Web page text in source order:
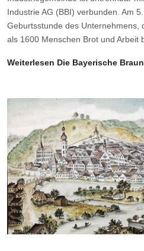
Industrie AG (BBI) verbunden. Am
Geburtsstunde des Unternehmens,
als 1600 Menschen Brot und Arbeit
Weiterlesen Die Bayerische